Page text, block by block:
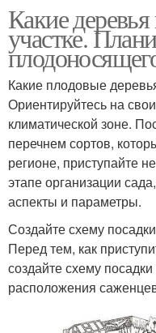
Какие
участке.
Какие плодовые
Ориентируйтесь на
климатической зоне.
перечнем сортов,
регионе, приступайте
этапе организации
аспекты и параметры.
Создайте схему посадки
Перед тем, как
создайте схему
расположения